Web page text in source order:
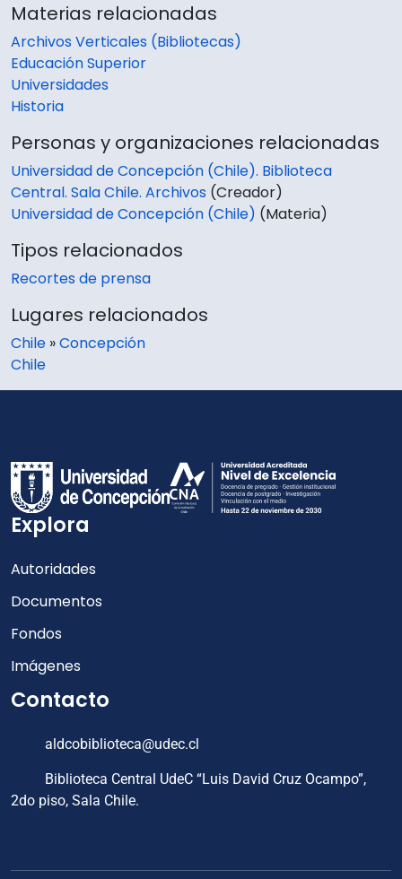
Materias relacionadas
Archivos Verticales (Bibliotecas)
Educación Superior
Universidades
Historia
Personas y organizaciones relacionadas
Universidad de Concepción (Chile). Biblioteca
Central. Sala Chile. Archivos (Creador)
Universidad de Concepción (Chile) (Materia)
Tipos relacionados
Recortes de prensa
Lugares relacionados
Chile »Concepción
Chile
Explora
Autoridades
Documentos
Fondos
Imágenes
Contacto
aldcobiblioteca@udec.cl
Biblioteca Central UdeC “Luis David Cruz Ocampo”,
2do piso, Sala Chile.